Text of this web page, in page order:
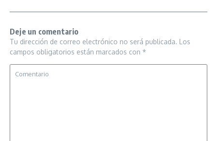
Deje un comentario
Tu dirección de correo electrónico no será publicada. Los
campos obligatorios están marcados con *